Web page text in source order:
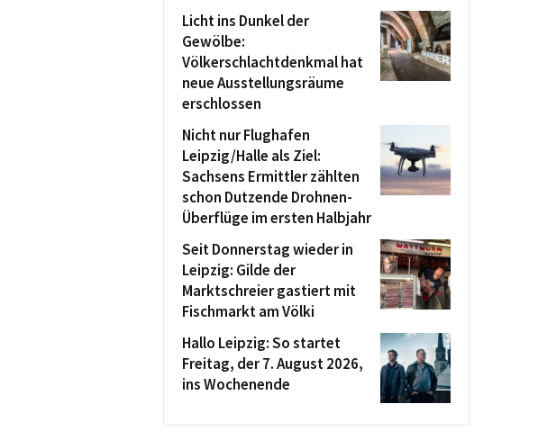
Licht ins Dunkel der
Gewölbe:
Völkerschlachtdenkmal hat
neue Ausstellungsräume
erschlossen
Nicht nur Flughafen
Leipzig/Halle als Ziel:
Sachsens Ermittler zählten
schon Dutzende Drohnen-
Überflüge im ersten Halbjahr
Seit Donnerstag wieder in
Leipzig: Gilde der
Marktschreier gastiert mit
Fischmarkt am Völki
Hallo Leipzig: So startet
Freitag, der 7. August 2026,
ins Wochenende